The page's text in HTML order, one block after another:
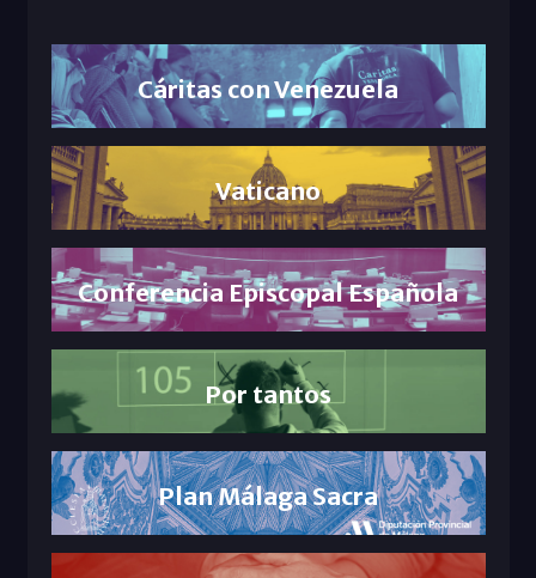
Cáritas con Venezuela
Vaticano
Conferencia Episcopal Española
Por tantos
Plan Málaga Sacra